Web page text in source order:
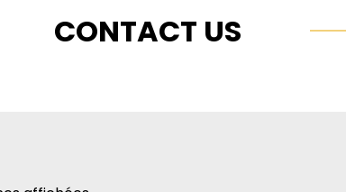
CONTACT US